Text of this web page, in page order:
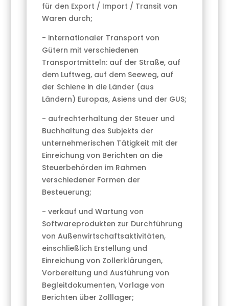
für den Export / Import / Transit von
Waren durch;
- internationaler Transport von
Gütern mit verschiedenen
Transportmitteln: auf der Straße, auf
dem Luftweg, auf dem Seeweg, auf
der Schiene in die Länder (aus
Ländern) Europas, Asiens und der GUS;
- aufrechterhaltung der Steuer und
Buchhaltung des Subjekts der
unternehmerischen Tätigkeit mit der
Einreichung von Berichten an die
Steuerbehörden im Rahmen
verschiedener Formen der
Besteuerung;
- verkauf und Wartung von
Softwareprodukten zur Durchführung
von Außenwirtschaftsaktivitäten,
einschließlich Erstellung und
Einreichung von Zollerklärungen,
Vorbereitung und Ausführung von
Begleitdokumenten, Vorlage von
Berichten über Zolllager;